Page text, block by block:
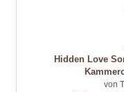
Hidden Love
von